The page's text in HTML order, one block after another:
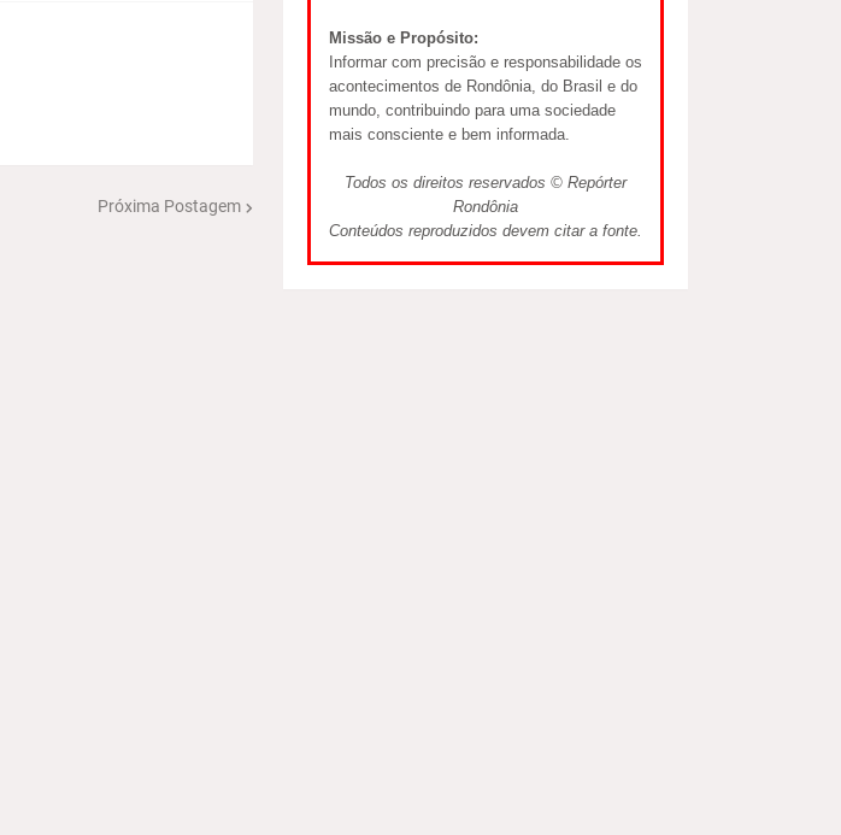
Próxima Postagem
Missão e Propósito:
Informar com precisão e responsabilidade os
acontecimentos de Rondônia, do Brasil e do
mundo, contribuindo para uma sociedade
mais consciente e bem informada.
Todos os direitos reservados © Repórter
Rondônia
Conteúdos reproduzidos devem citar a fonte.